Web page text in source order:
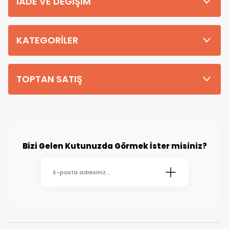
teslim edilmektedir. (kırsal köy kasaba gibi yerlere bu süre 7 güne
KATEGORİLER
TOPTAN SATIŞ
Bizi Gelen Kutunuzda Görmek İster misiniz?